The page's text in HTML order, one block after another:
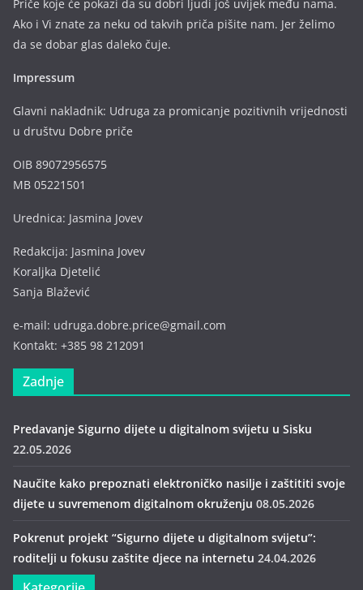
Priče koje će pokazi da su dobri ljudi još uvijek među nama.
Ako i Vi znate za neku od takvih priča pišite nam. Jer želimo
da se dobar glas daleko čuje.
Impressum
Glavni nakladnik: Udruga za promicanje pozitivnih vrijednosti
u društvu Dobre priče
OIB 89072956575
MB 05221501
Urednica: Jasmina Jovev
Redakcija: Jasmina Jovev
Koraljka Djetelić
Sanja Blažević
e-mail: udruga.dobre.price@gmail.com
Kontakt: +385 98 212091
Zadnje
Predavanje Sigurno dijete u digitalnom svijetu u Sisku
22.05.2026
Naučite kako prepoznati elektroničko nasilje i zaštititi svoje
dijete u suvremenom digitalnom okruženju 08.05.2026
Pokrenut projekt “Sigurno dijete u digitalnom svijetu”:
roditelji u fokusu zaštite djece na internetu 24.04.2026